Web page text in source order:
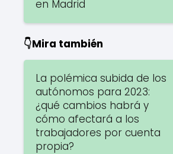
en Madrid
👇Mira también
La polémica subida de los
autónomos para 2023:
¿qué cambios habrá y
cómo afectará a los
trabajadores por cuenta
propia?